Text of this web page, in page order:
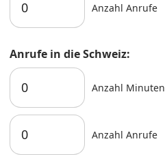
Anzahl Anrufe
Anrufe in die Schweiz:
Anzahl Minuten
Anzahl Anrufe